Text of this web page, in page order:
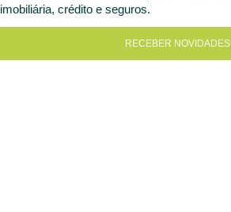
imobiliária, crédito e seguros.
RECEBER NOVIDADES